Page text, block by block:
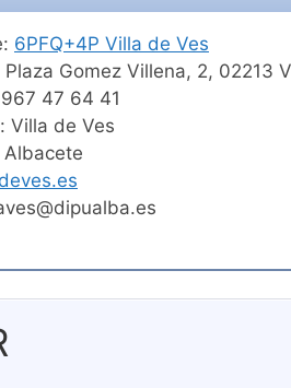
6PFQ+4P Villa de Ves
Plaza Gomez Villena, 2, 02213
47 64 41
Villa de Ves
Albacete